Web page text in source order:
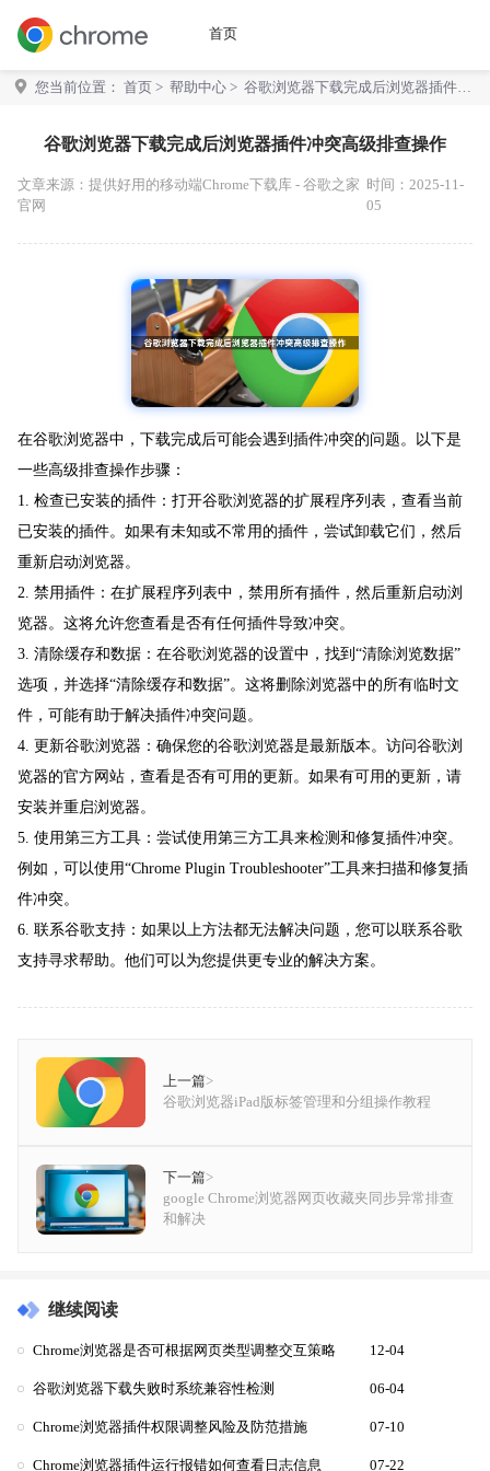
首页
您当前位置： 首页 > 帮助中心 > 谷歌浏览器下载完成后浏览器插件冲
谷歌浏览器下载完成后浏览器插件冲突高级排查操作
文章来源： 提供好用的移动端Chrome下载库 - 谷歌之家
官网
时间：2025-11-
05
在谷歌浏览器中，下载完成后可能会遇到插件冲突的问题。以下是
一些高级排查操作步骤：
1. 检查已安装的插件：打开谷歌浏览器的扩展程序列表，查看当前
已安装的插件。如果有未知或不常用的插件，尝试卸载它们，然后
重新启动浏览器。
2. 禁用插件：在扩展程序列表中，禁用所有插件，然后重新启动浏
览器。这将允许您查看是否有任何插件导致冲突。
3. 清除缓存和数据：在谷歌浏览器的设置中，找到“清除浏览数据”
选项，并选择“清除缓存和数据”。这将删除浏览器中的所有临时文
件，可能有助于解决插件冲突问题。
4. 更新谷歌浏览器：确保您的谷歌浏览器是最新版本。访问谷歌浏
览器的官方网站，查看是否有可用的更新。如果有可用的更新，请
安装并重启浏览器。
5. 使用第三方工具：尝试使用第三方工具来检测和修复插件冲突。
例如，可以使用“Chrome Plugin Troubleshooter”工具来扫描和修复插
件冲突。
6. 联系谷歌支持：如果以上方法都无法解决问题，您可以联系谷歌
支持寻求帮助。他们可以为您提供更专业的解决方案。
上一篇>
谷歌浏览器iPad版标签管理和分组操作教程
下一篇>
google Chrome浏览器网页收藏夹同步异常排查
和解决
继续阅读
Chrome浏览器是否可根据网页类型调整交互策略 12-04
谷歌浏览器下载失败时系统兼容性检测 06-04
Chrome浏览器插件权限调整风险及防范措施 07-10
Chrome浏览器插件运行报错如何查看日志信息 07-22